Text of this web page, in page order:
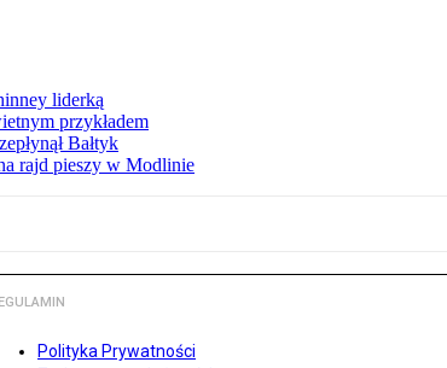
liderką
przykładem
Bałtyk
rajd pieszy w Modlinie
Polityka Prywatności